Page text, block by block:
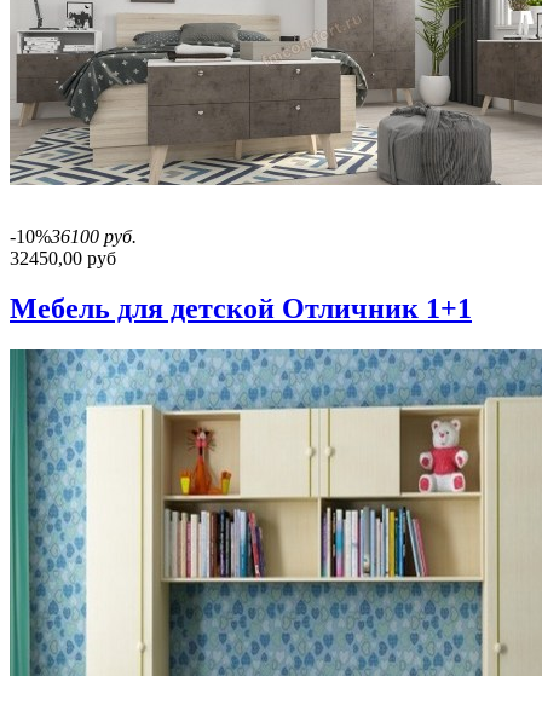
-10%36100 руб.
32450,00 руб
Мебель для детской Отличник 1+1